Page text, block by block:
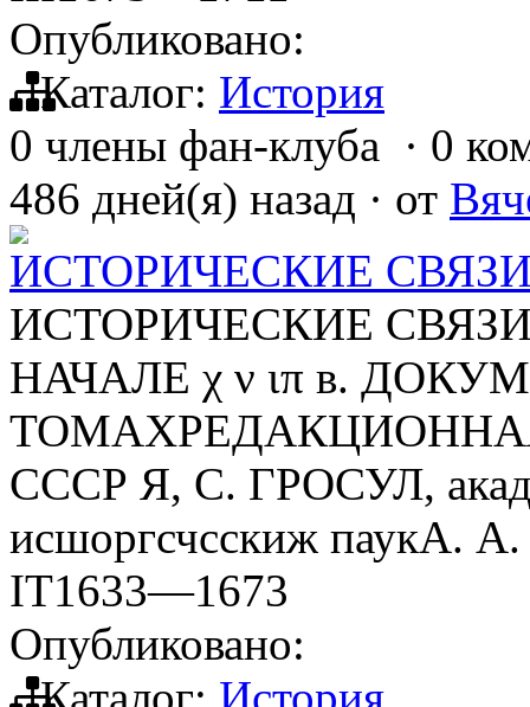
Опубликовано:
Каталог: История
0 члены фан-клуба · 0
486 дней(я) назад · от
ИСТОРИЧЕСКИЕ
ИСТОРИЧЕСКИЕ
НАЧАЛЕ χ ν ιπ в.
ТОМАХРЕДАКЦИОННАЯ
СССР Я, С. ГРОСУЛ,
исшоргсчсскиж
IT1633—1673
Опубликовано: